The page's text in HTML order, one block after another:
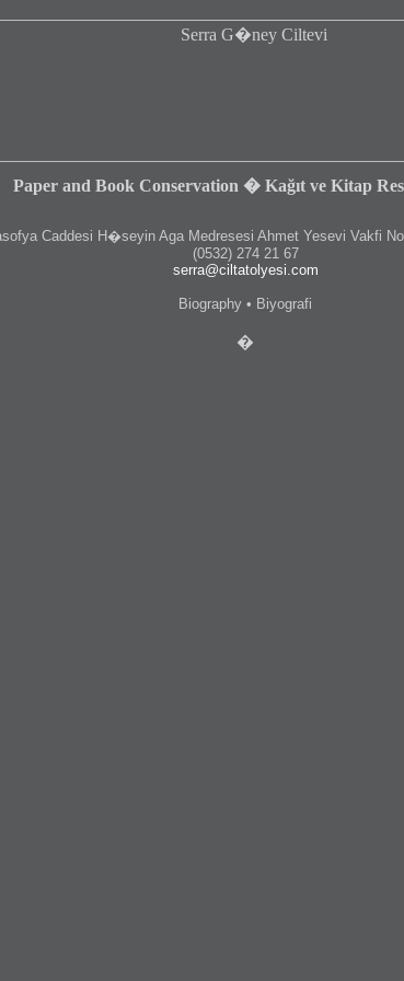
Paper and Book Conservation � Kağıt ve Kitap
Caddesi H�seyin Aga Medresesi Ahmet Yesevi Vakfi
(0532) 274 21 67
serra@ciltatolyesi.com
Biography • Biyografi
�